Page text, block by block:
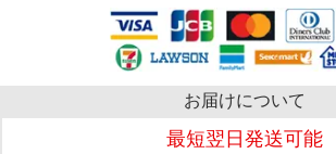
お届けについて
最短翌日発送可能